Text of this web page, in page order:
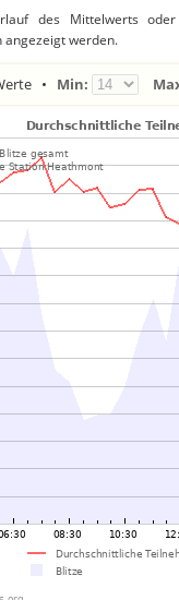
des Mittelwerts
werden.
• Min: